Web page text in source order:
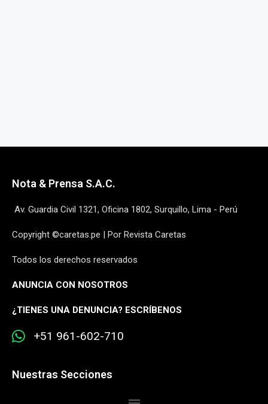
Nota & Prensa S.A.C.
Av. Guardia Civil 1321, Oficina 1802, Surquillo, Lima - Perú
Copyright ©caretas.pe | Por Revista Caretas
Todos los derechos reservados
ANUNCIA CON NOSOTROS
¿TIENES UNA DENUNCIA? ESCRÍBENOS
+51 961-602-710
Nuestras Secciones